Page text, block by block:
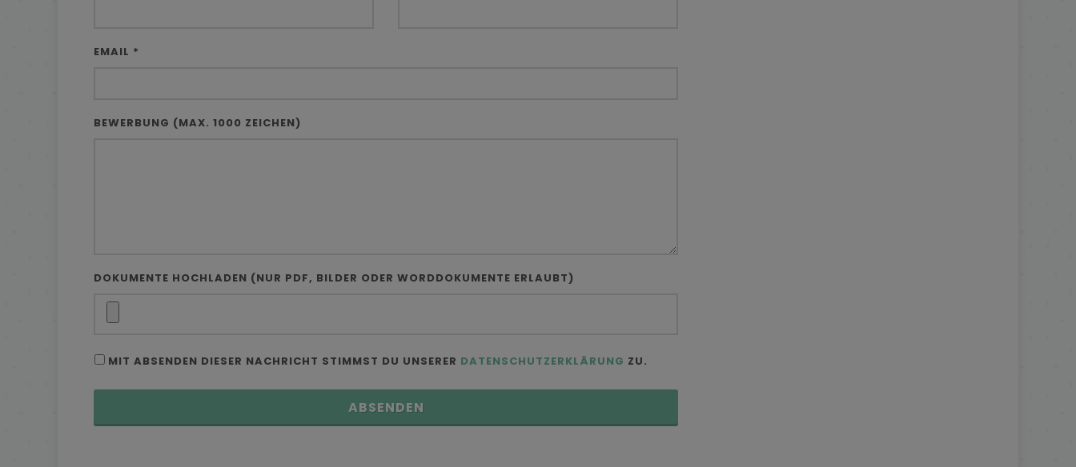
EMAIL *
BEWERBUNG (MAX. 1000 ZEICHEN)
DOKUMENTE HOCHLADEN (NUR PDF, BILDER ODER WORDDOKUMENTE ERLAUBT)
MIT ABSENDEN DIESER NACHRICHT STIMMST DU UNSERER DATENSCHUTZERKLÄRUNG ZU.
ABSENDEN